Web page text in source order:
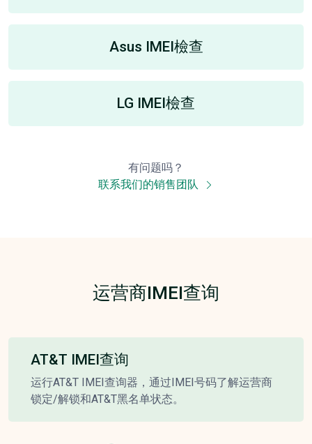
Asus IMEI檢查
LG IMEI檢查
有问题吗？
联系我们的销售团队
运营商IMEI查询
AT&T IMEI查询
运行AT&T IMEI查询器，通过IMEI号码了解运营商
锁定/解锁和AT&T黑名单状态。